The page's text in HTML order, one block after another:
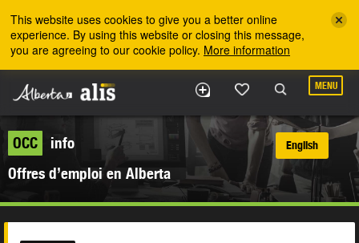
This website uses cookies to give you a better online
experience. By using this website or closing this message,
you are agreeing to our cookie policy. More information
MENU
OCC
info
Offres d’emploi en Alberta
English